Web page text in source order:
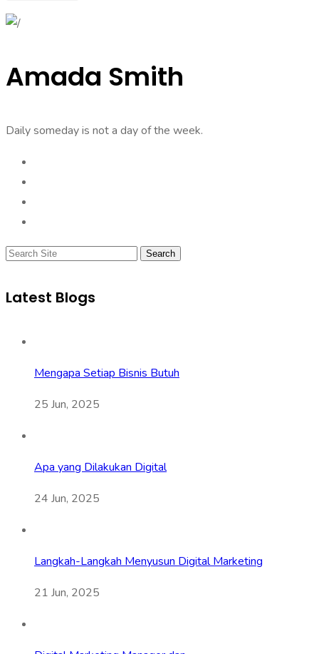
Amada Smith
Daily someday is not a day of the week.
Search
Latest Blogs
Mengapa Setiap Bisnis Butuh
25 Jun, 2025
Apa yang Dilakukan Digital
24 Jun, 2025
Langkah-Langkah Menyusun Digital Marketing
21 Jun, 2025